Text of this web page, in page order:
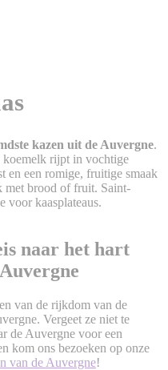
kazen uit de Auvergne.
koemelk rijpt in vochtige
en een romige, fruitige smaak
met brood of fruit. Saint-
voor kaasplateaus.
naar het hart
van de rijkdom van de
Vergeet ze niet te
de Auvergne voor een
kom ons bezoeken op onze
van de Auvergne!